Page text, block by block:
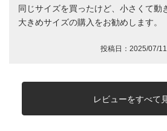
同じサイズを買ったけど、小さくて動
大きめサイズの購入をお勧めします。
投稿日：2025/07/11
レビューをすべて